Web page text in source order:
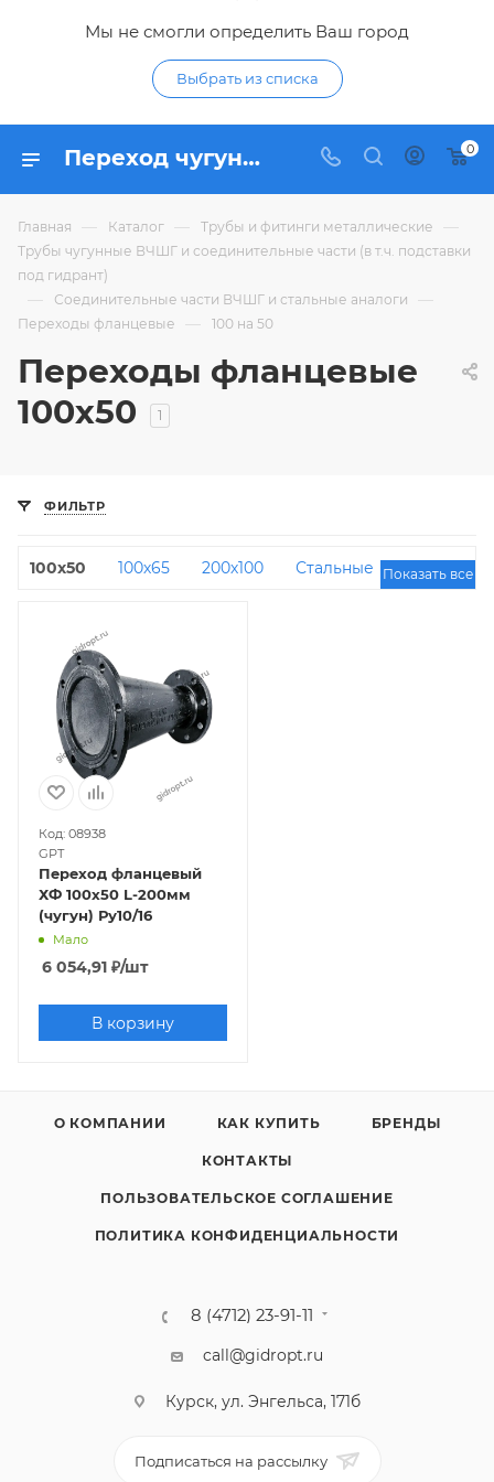
Мы не смогли определить Ваш город
Выбрать из списка
Переход чугунный фланцевый ХФ 100х50 - купить переходы из чугуна ВЧШГ ДУ 100 на 50 по низким ценам в Курске в интерне-магазине Гидропромтехника 0
Главная — Каталог — Трубы и фитинги металлические —
Трубы чугунные ВЧШГ и соединительные части (в т.ч. подставки
под гидрант)
— Соединительные части ВЧШГ и стальные аналоги —
Переходы фланцевые — 100 на 50
Переходы фланцевые
100х50
1
ФИЛЬТР
100х50 100х65 200х100 Стальные
С ЦПП
300х250
Показать все
Код: 08938
GPT
Переход фланцевый
ХФ 100х50 L-200мм
(чугун) Ру10/16
Мало
6 054,91 ₽/шт
В корзину
О КОМПАНИИ КАК КУПИТЬ БРЕНДЫ
КОНТАКТЫ
ПОЛЬЗОВАТЕЛЬСКОЕ СОГЛАШЕНИЕ
ПОЛИТИКА КОНФИДЕНЦИАЛЬНОСТИ
8 (4712) 23-91-11
call@gidropt.ru
Курск, ул. Энгельса, 171б
Подписаться на рассылку